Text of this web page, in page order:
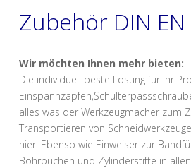
Zubehör DIN
Wir möchten Ihnen mehr bieten:
Die individuell beste Lösung für Ihr
alles was der Werkzeugmacher zum
Transportieren von
hier. Ebenso wie Einweiser zur
Bohrbuchen und Zylinderstifte in